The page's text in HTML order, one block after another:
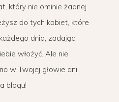
który nie ominie żadnej
do tych kobiet, które
dnia, zadając
włożyć. Ale nie
w Twojej głowie ani
blogu!